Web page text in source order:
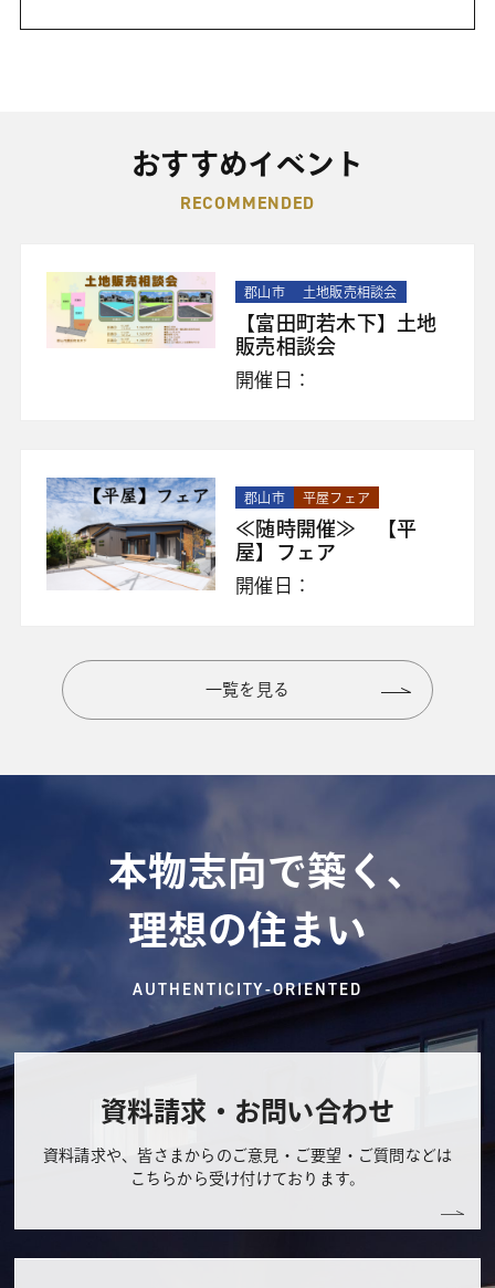
おすすめイベント
RECOMMENDED
郡山市 土地販売相談会
【富田町若木下】土地
販売相談会
開催日：
郡山市 平屋フェア
≪随時開催≫ 【平
屋】フェア
開催日：
一覧を見る
本物志向で築く、
理想の住まい
AUTHENTICITY-ORIENTED
資料請求・お問い合わせ
資料請求や、皆さまからのご意見・ご要望・ご質問などは
こちらから受け付けております。